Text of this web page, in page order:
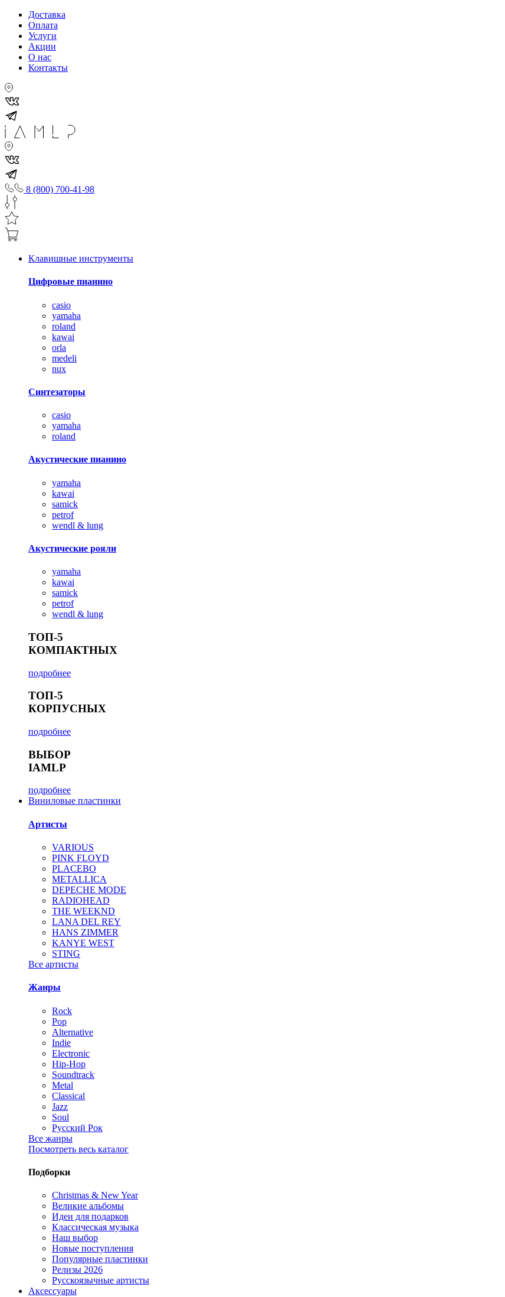
Доставка
Оплата
Услуги
Акции
О нас
Контакты
8 (800) 700-41-98
Клавишные инструменты
Цифровые пианино
casio
yamaha
roland
kawai
orla
medeli
nux
Синтезаторы
casio
yamaha
roland
Акустические пианино
yamaha
kawai
samick
petrof
wendl & lung
Акустические рояли
yamaha
kawai
samick
petrof
wendl & lung
ТОП-5
КОМПАКТНЫХ
подробнее
ТОП-5
КОРПУСНЫХ
подробнее
ВЫБОР
IAMLP
подробнее
Виниловые пластинки
Артисты
VARIOUS
PINK FLOYD
PLACEBO
METALLICA
DEPECHE MODE
RADIOHEAD
THE WEEKND
LANA DEL REY
HANS ZIMMER
KANYE WEST
STING
Все артисты
Жанры
Rock
Pop
Alternative
Indie
Electronic
Hip-Hop
Soundtrack
Metal
Classical
Jazz
Soul
Русский Рок
Все жанры
Посмотреть весь каталог
Подборки
Christmas & New Year
Великие альбомы
Идеи для подарков
Классическая музыка
Наш выбор
Новые поступления
Популярные пластинки
Релизы 2026
Русскоязычные артисты
Аксессуары